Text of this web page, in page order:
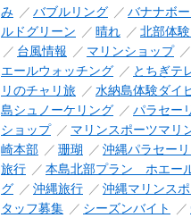
み
バブルリング バナナボー
ルドグリーン
晴れ
北部体
台風情報
マリンショップ
エールウォッチング
とちぎテ
リのチャリ旅
水納島体験ダイ
島シュノーケリング
パラセー
ショップ
マリンスポーツマリ
崎本部
珊瑚 沖縄パラセー
旅行
本島北部プラン ホエー
グ
沖縄旅行 沖縄マリンス
タッフ募集
シーズンバイト